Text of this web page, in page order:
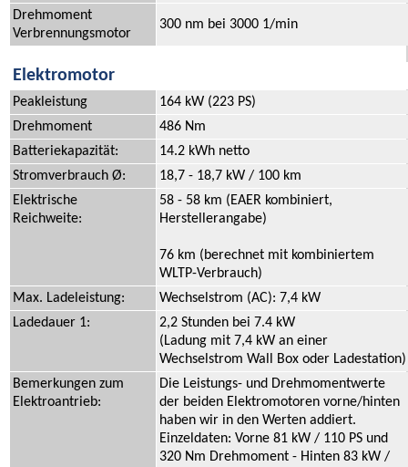
Drehmoment
Verbrennungsmotor
300 nm bei 3000 1/min
Elektromotor
Peakleistung
164 kW (223 PS)
Drehmoment
486 Nm
Batteriekapazität:
14.2 kWh netto
Stromverbrauch Ø:
18,7 - 18,7 kW / 100 km
Elektrische
Reichweite:
58 - 58 km (EAER kombiniert,
Herstellerangabe)
76 km (berechnet mit kombiniertem
WLTP-Verbrauch)
Max. Ladeleistung:
Wechselstrom (AC): 7,4 kW
Ladedauer 1:
2,2 Stunden bei 7.4 kW
(Ladung mit 7,4 kW an einer
Wechselstrom Wall Box oder Ladestation)
Bemerkungen zum
Elektroantrieb:
Die Leistungs- und Drehmomentwerte
der beiden Elektromotoren vorne/hinten
haben wir in den Werten addiert.
Einzeldaten: Vorne 81 kW / 110 PS und
320 Nm Drehmoment - Hinten 83 kW /